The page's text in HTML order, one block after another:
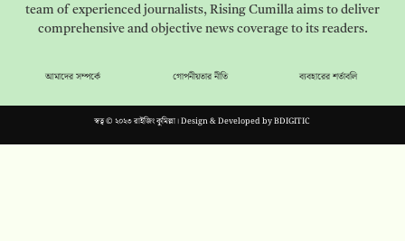
team of experienced journalists, Rising Cumilla aims to deliver
comprehensive and objective news coverage to its readers.
আমাদের সম্পর্কে গোপনীয়তার নীতি ব্যবহারের শর্তাবলি
স্বত্ব © ২০২৩ রাইজিং কুমিল্লা। Design & Developed byBDIGITIC